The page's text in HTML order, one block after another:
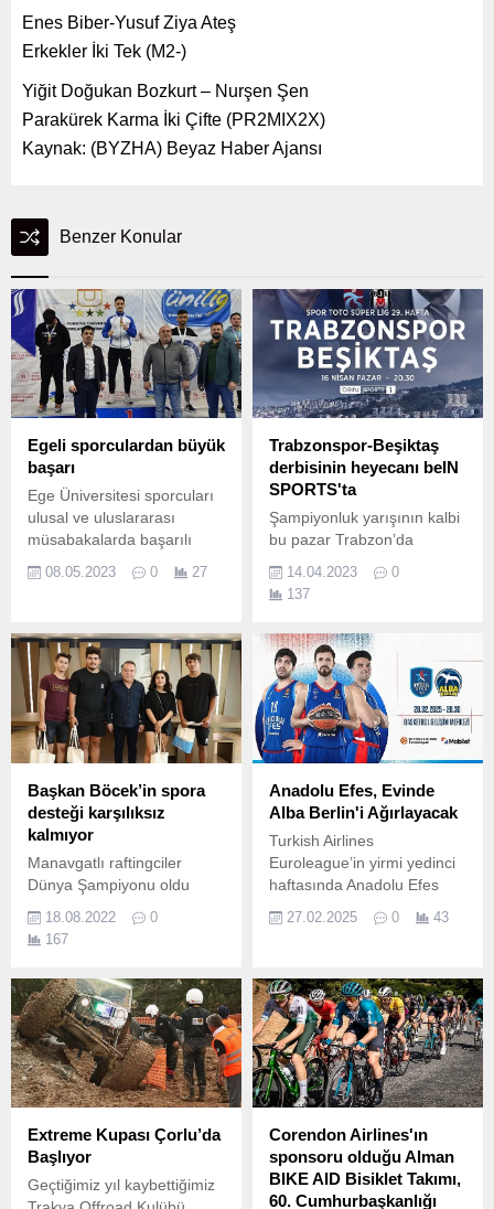
Enes Biber-Yusuf Ziya Ateş
Erkekler İki Tek (M2-)
Yiğit Doğukan Bozkurt – Nurşen Şen
Parakürek Karma İki Çifte (PR2MIX2X)
Kaynak: (BYZHA) Beyaz Haber Ajansı
Benzer Konular
Egeli sporculardan büyük
başarı
Ege Üniversitesi sporcuları
ulusal ve uluslararası
müsabakalarda başarılı
ediyor.
08.05.2023 0 27
Trabzonspor-Beşiktaş
derbisinin heyecanı beIN
SPORTS'ta
Şampiyonluk yarışının kalbi
bu pazar Trabzon’da
14.04.2023
0
137
Başkan Böcek’in spora
desteği karşılıksız
kalmıyor
Manavgatlı raftingciler
Dünya Şampiyonu oldu
18.08.2022
0
167
Anadolu Efes, Evinde
Alba Berlin'i Ağırlayacak
Turkish Airlines
Euroleague’in yirmi yedinci
haftasında Anadolu Efes
Gelişim Merkezi’nde
27.02.2025 0 43
Extreme Kupası Çorlu’da
Başlıyor
Geçtiğimiz yıl kaybettiğimiz
Corendon Airlines'ın
sponsoru olduğu Alman
BIKE AID Bisiklet Takımı,
60. Cumhurbaşkanlığı